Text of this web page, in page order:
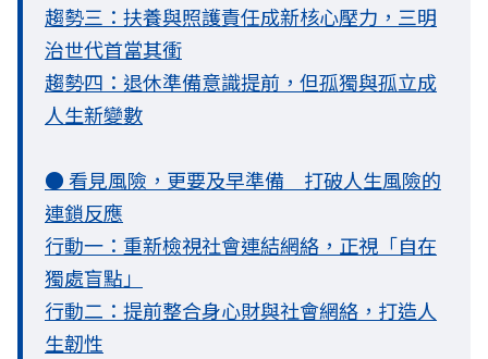
趨勢三：扶養與照護責任成新核心壓力，三明
治世代首當其衝
趨勢四：退休準備意識提前，但孤獨與孤立成
人生新變數
● 看見風險，更要及早準備 打破人生風險的
連鎖反應
行動一：重新檢視社會連結網絡，正視「自在
獨處盲點」
行動二：提前整合身心財與社會網絡，打造人
生韌性